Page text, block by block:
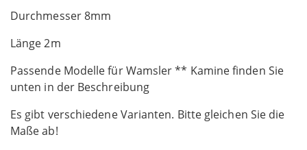
Durchmesser 8mm
Länge 2m
Passende Modelle für Wamsler ** Kamine finden Sie
unten in der Beschreibung
Es gibt verschiedene Varianten. Bitte gleichen Sie die
Maße ab!
of
images